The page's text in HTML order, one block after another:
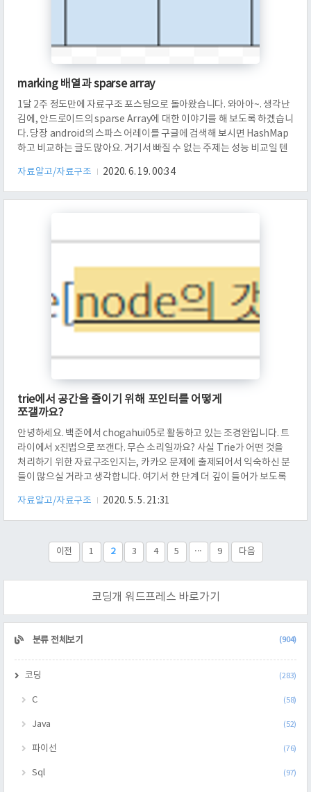
marking 배열과 sparse array
1달 2주 정도만에 자료구조 포스팅으로 돌아왔습니다. 와아아~. 생각난
김에, 안드로이드의 sparse Array에 대한 이야기를 해 보도록 하겠습니
다. 당장 android의 스파스 어레이를 구글에 검색해 보시면 HashMap
하고 비교하는 글도 많아요. 거기서 빠질 수 없는 주제는 성능 비교일 텐
신 다음에, 추가적인 질문을 통해서 생각을 해 보도록 합시다. sparse는,
분포된 정도가 적은, 희박한이라는 뜻을 가집니다. 이것이 array의 수식
자료알고/자료구조 2020. 6. 19. 00:34
trie에서 공간을 줄이기 위해 포인터를 어떻게
쪼갤까요?
안녕하세요. 백준에서 chogahui05로 활동하고 있는 조경완입니다. 트
라이에서 x진법으로 쪼갠다. 무슨 소리일까요? 사실 Trie가 어떤 것을
처리하기 위한 자료구조인지는, 카카오 문제에 출제되어서 익숙하신 분
들이 많으실 거라고 생각합니다. 여기서 한 단계 더 깊이 들어가 보도록
문자로만 이루어진 문자열들을 Trie에 넣었을 때 상황을 생각해 보겠습
니다. 문자열들의 길이 합은 10만을 넘지 않는다고 해 보겠습니다. 그리
구축할 수 있을 겁니다. 여기서 26은 다음을 의미합니다. 'a'가 나왔을
때, 'b'가 나왔을 때, ... , 'z'가 나왔을 때 어디로 갈..
자료알고/자료구조 2020. 5. 5. 21:31
이전 1 2 3 4 5 ··· 9 다음
코딩개 워드프레스 바로가기
CATEGORY
분류 전체보기 (904)
코딩 (283)
C (58)
Java (52)
파이선 (76)
Sql (97)